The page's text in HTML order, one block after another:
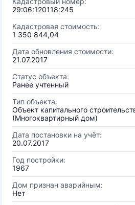
29:06:120118:245
Кадастровая стоимость:
1 350 844,04
Дата обновления стоимости:
21.07.2017
Статус объекта:
Ранее учтенный
Тип объекта:
Объект капитального
(Многоквартирный дом)
Дата постановки на учёт:
20.07.2017
Год постройки:
1967
Дом признан аварийным:
Нет